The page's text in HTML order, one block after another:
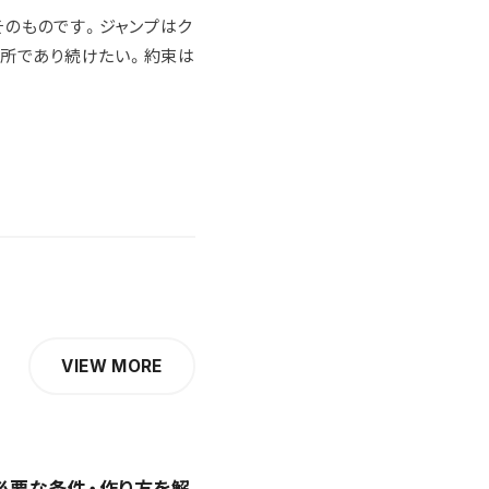
ものです。ジャンプはク
であり続けたい。約束は
VIEW MORE